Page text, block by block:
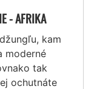
- AFRIKA
kam
moderné
tak
ochutnáte